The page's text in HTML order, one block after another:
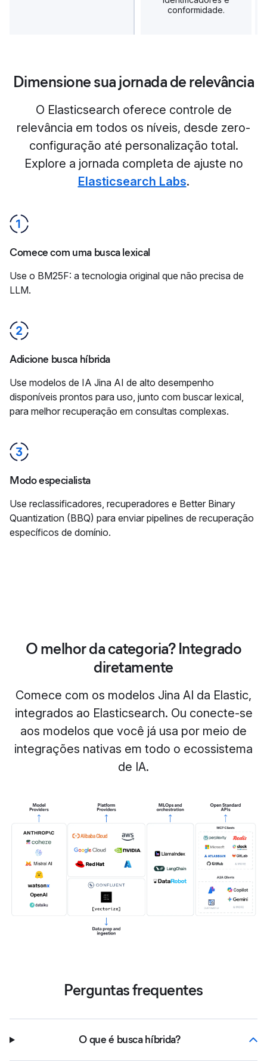
conformidade.
Dimensione sua jornada de relevância
O Elasticsearch oferece controle de
relevância em todos os níveis, desde zero-
configuração até personalização total.
Explore a jornada completa de ajuste no
Elasticsearch Labs.
Comece com uma busca lexical
Use o BM25F: a tecnologia original que não precisa de
LLM.
Adicione busca híbrida
Use modelos de IA Jina AI de alto desempenho
disponíveis prontos para uso, junto com buscar lexical,
para melhor recuperação em consultas complexas.
Modo especialista
Use reclassificadores, recuperadores e Better Binary
Quantization (BBQ) para enviar pipelines de recuperação
específicos de domínio.
O melhor da categoria? Integrado
diretamente
Comece com os modelos Jina AI da Elastic,
integrados ao Elasticsearch. Ou conecte-se
aos modelos que você já usa por meio de
integrações nativas em todo o ecossistema
de IA.
Perguntas frequentes
O que é busca híbrida?